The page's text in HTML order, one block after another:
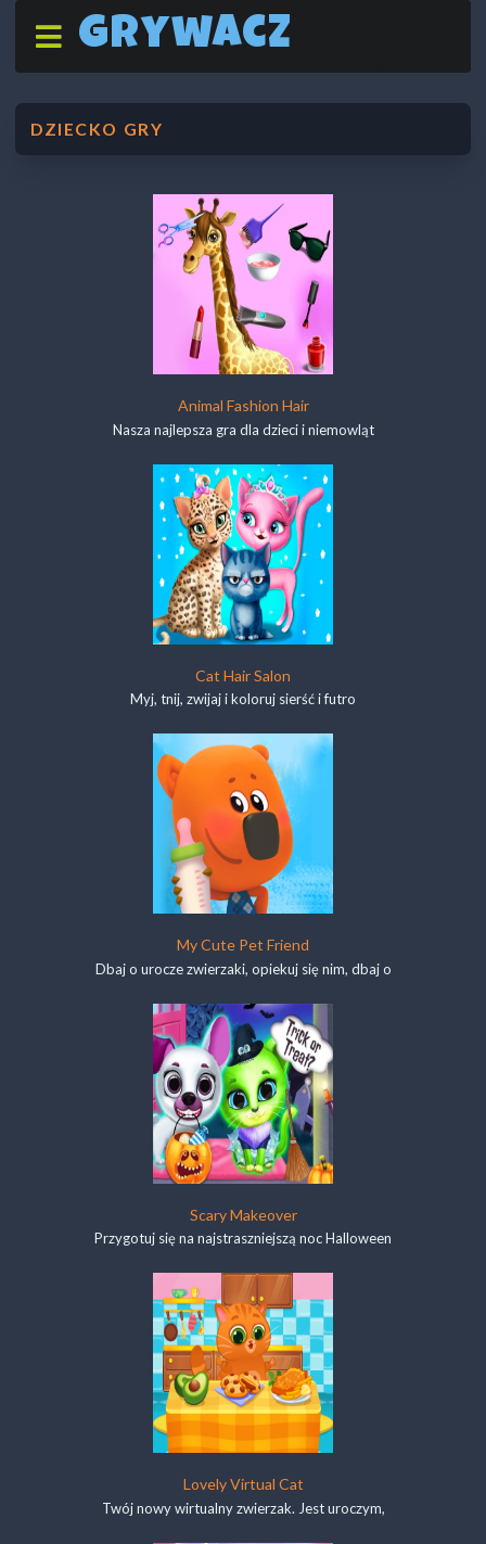
Grywacz
DZIECKO GRY
Animal Fashion Hair
Nasza najlepsza gra dla dzieci i niemowląt
Cat Hair Salon
Myj, tnij, zwijaj i koloruj sierść i futro
My Cute Pet Friend
Dbaj o urocze zwierzaki, opiekuj się nim, dbaj o
Scary Makeover
Przygotuj się na najstraszniejszą noc Halloween
Lovely Virtual Cat
Twój nowy wirtualny zwierzak. Jest uroczym,